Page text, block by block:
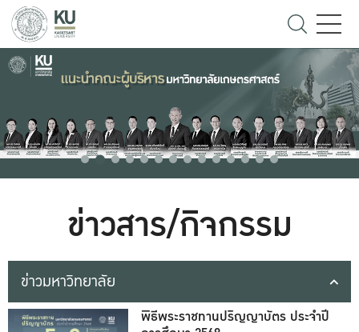
ข่าวสาร/กิจกรรม
ข่าวมหาวิทยาลัย
พิธีพระราชทานปริญญาบัตร ประจำปี